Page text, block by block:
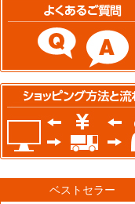
ベストセラー